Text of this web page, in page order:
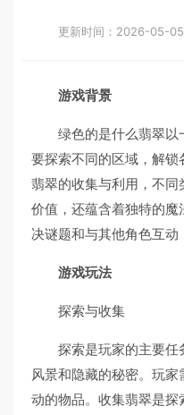
更新时间：2026-05-05
游戏背景
绿色的是什么翡翠
要探索不同的区域，解
翡翠的收集与利用，不
价值，还蕴含着独特的
决谜题和与其他角色互动
游戏玩法
探索与收集
探索是玩家的主要任
风景和隐藏的秘密。玩
动的物品。收集翡翠是